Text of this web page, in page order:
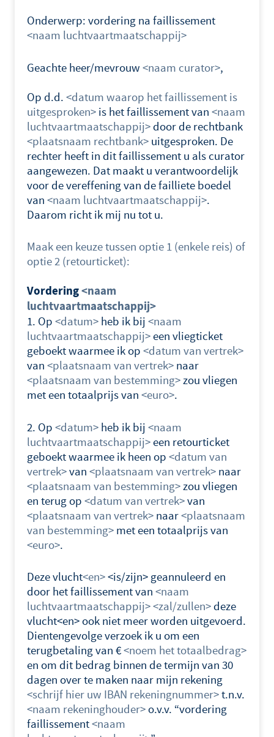
Onderwerp: vordering na faillissement
<naam luchtvaartmaatschappij>
Geachte heer/mevrouw <naam curator>,
Op d.d. <datum waarop het faillissement is
uitgesproken> is het faillissement van <naam
luchtvaartmaatschappij> door de rechtbank
<plaatsnaam rechtbank> uitgesproken. De
rechter heeft in dit faillissement u als curator
aangewezen. Dat maakt u verantwoordelijk
voor de vereffening van de failliete boedel
van <naam luchtvaartmaatschappij>.
Daarom richt ik mij nu tot u.
Maak een keuze tussen optie 1 (enkele reis) of
optie 2 (retourticket):
Vordering<naam
luchtvaartmaatschappij>
1. Op <datum> heb ik bij <naam
luchtvaartmaatschappij>een vliegticket
geboekt waarmee ik op <datum van vertrek>
van <plaatsnaam van vertrek> naar
<plaatsnaam van bestemming>zou vliegen
met een totaalprijs van <euro>.
2. Op <datum> heb ik bij <naam
luchtvaartmaatschappij>een retourticket
geboekt waarmee ik heen op <datum van
vertrek>van <plaatsnaam van vertrek> naar
<plaatsnaam van bestemming>zou vliegen
en terug op <datum van vertrek>van
<plaatsnaam van vertrek> naar<plaatsnaam
van bestemming> met een totaalprijs van
<euro>.
Deze vlucht<en><is/zijn> geannuleerd en
door het faillissement van <naam
luchtvaartmaatschappij><zal/zullen> deze
vlucht<en> ook niet meer worden uitgevoerd.
Dientengevolge verzoek ik u om een
terugbetaling van €<noem het totaalbedrag>
en om dit bedrag binnen de termijn van 30
dagen over te maken naar mijn rekening
<schrijf hier uw IBAN rekeningnummer>t.n.v.
<naam rekeninghouder>o.v.v. “vordering
faillissement<naam